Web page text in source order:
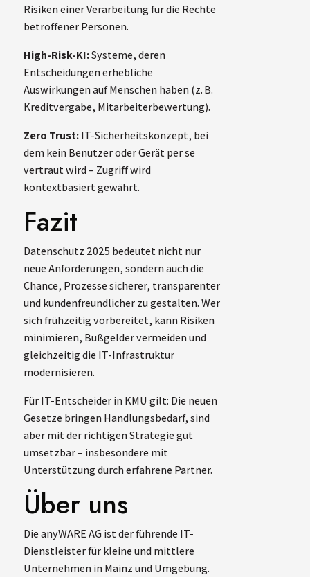
Risiken einer Verarbeitung für die Rechte
betroffener Personen.
High-Risk-KI:Systeme, deren
Entscheidungen erhebliche
Auswirkungen auf Menschen haben (z. B.
Kreditvergabe, Mitarbeiterbewertung).
Zero Trust:IT-Sicherheitskonzept, bei
dem kein Benutzer oder Gerät per se
vertraut wird – Zugriff wird
kontextbasiert gewährt.
Fazit
Datenschutz 2025 bedeutet nicht nur
neue Anforderungen, sondern auch die
Chance, Prozesse sicherer, transparenter
und kundenfreundlicher zu gestalten. Wer
sich frühzeitig vorbereitet, kann Risiken
minimieren, Bußgelder vermeiden und
gleichzeitig die IT-Infrastruktur
modernisieren.
Für IT-Entscheider in KMU gilt: Die neuen
Gesetze bringen Handlungsbedarf, sind
aber mit der richtigen Strategie gut
umsetzbar – insbesondere mit
Unterstützung durch erfahrene Partner.
Über uns
Die anyWARE AG ist der führende IT-
Dienstleister für kleine und mittlere
Unternehmen in Mainz und Umgebung.